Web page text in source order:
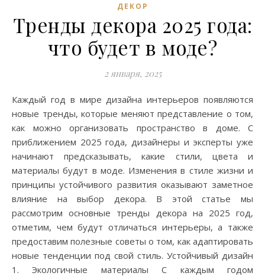
ДЕКОР
Тренды декора 2025 года:
что будет в моде?
2 января, 2025
Каждый год в мире дизайна интерьеров появляются
новые тренды, которые меняют представление о том,
как можно организовать пространство в доме. С
приближением 2025 года, дизайнеры и эксперты уже
начинают предсказывать, какие стили, цвета и
материалы будут в моде. Изменения в стиле жизни и
принципы устойчивого развития оказывают заметное
влияние на выбор декора. В этой статье мы
рассмотрим основные тренды декора на 2025 год,
отметим, чем будут отличаться интерьеры, а также
предоставим полезные советы о том, как адаптировать
новые тенденции под свой стиль. Устойчивый дизайн
1. Экологичные материалы С каждым годом